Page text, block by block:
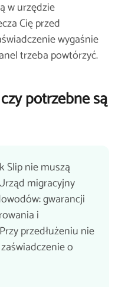
w urzędzie
Cię przed
wygaśnie
trzeba powtórzyć.
potrzebne są
Slip nie muszą
migracyjny
gwarancji
i
przedłużeniu nie
o